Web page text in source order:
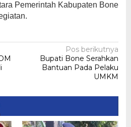
Pemerintah Kabupaten Bone
Pos berikutnya
Bupati Bone Serahkan
Bantuan Pada Pelaku
UMKM